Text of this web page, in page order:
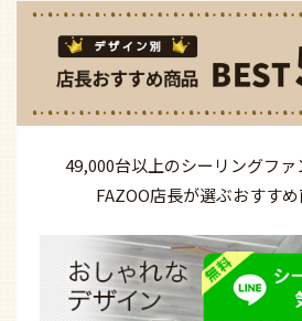
49,000台以上のシーリングファ
FAZOO店長が選ぶおすす